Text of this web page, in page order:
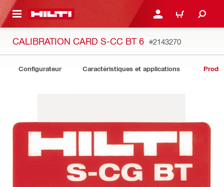
CONTENT CONNEXION OU
PANIER
CALIBRATION CARD S-CC BT 6 #2143270
Configurateur Caractéristiques et applications